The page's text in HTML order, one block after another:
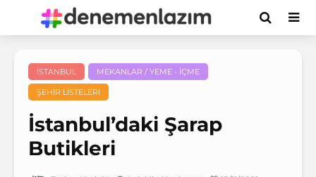
İSTANBUL MEKANLAR / YEME - İÇME
ŞEHIR LISTELERI
İstanbul’daki Şarap
Butikleri